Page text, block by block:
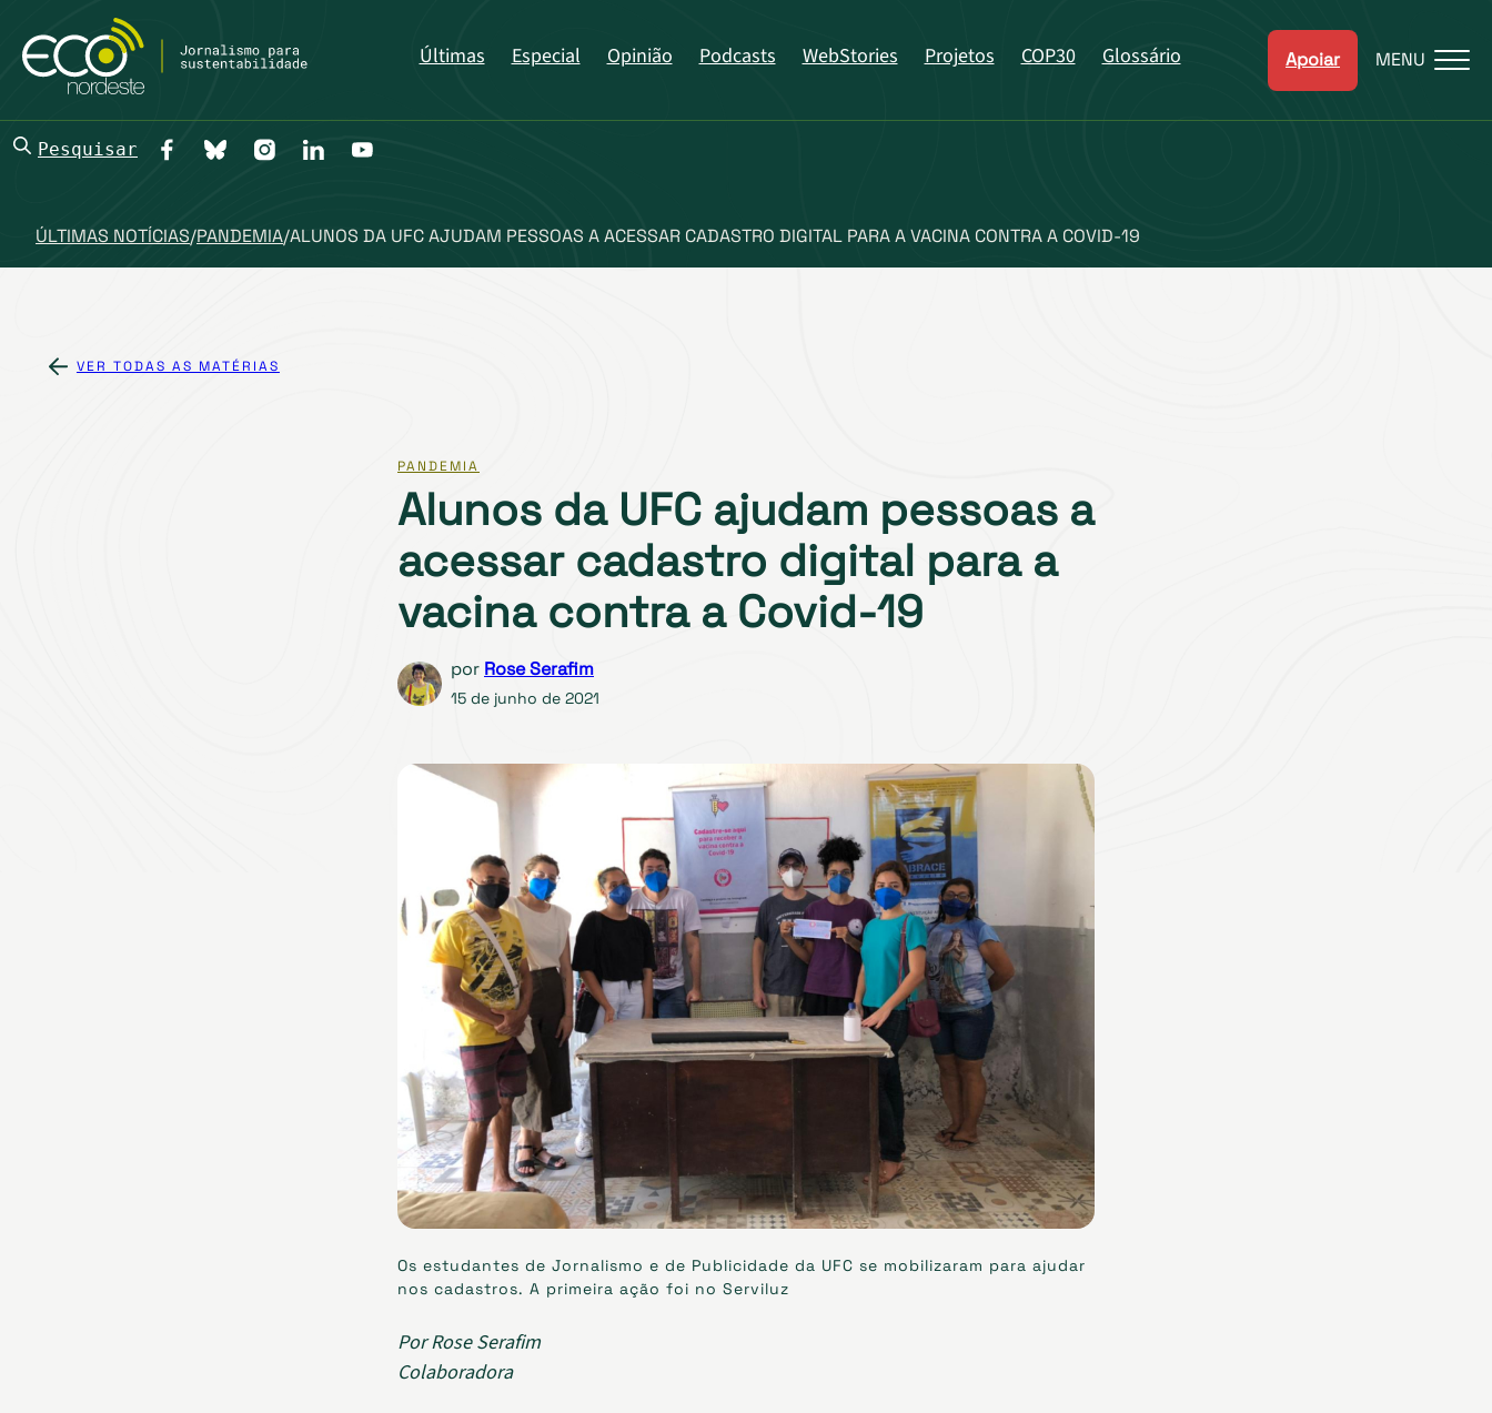
Últimas Especial Opinião Podcasts WebStories Projetos COP30 Glossário Apoiar MENU
Pesquisar
ÚLTIMAS NOTÍCIAS/PANDEMIA/ALUNOS DA UFC AJUDAM PESSOAS A ACESSAR CADASTRO DIGITAL PARA A VACINA CONTRA A COVID-19
VER TODAS AS MATÉRIAS
PANDEMIA
Alunos da UFC ajudam pessoas a
acessar cadastro digital para a
vacina contra a Covid-19
por Rose Serafim
15 de junho de 2021
Os estudantes de Jornalismo e de Publicidade da UFC se mobilizaram para ajudar
nos cadastros. A primeira ação foi no Serviluz
Por Rose Serafim
Colaboradora